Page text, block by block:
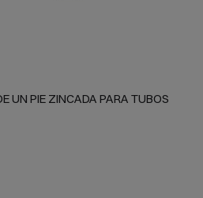
UN PIE ZINCADA PARA TUBOS